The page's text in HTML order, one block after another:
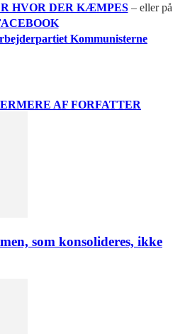
HVOR DER KÆMPES – eller på
Kommunisterne
MERE AF FORFATTER
som konsolideres, ikke